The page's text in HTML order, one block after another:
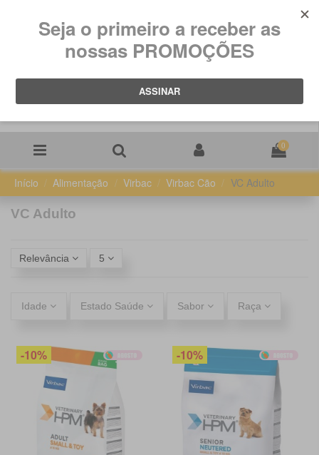
0
Início Alimentação Virbac Virbac Cão VC Adulto
VC Adulto
Relevância 5
Idade Estado Saúde Sabor Raça
-10% -10%